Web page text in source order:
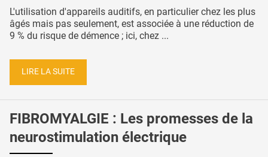
L'utilisation d'appareils auditifs, en particulier chez les plus
âgés mais pas seulement, est associée à une réduction de
9 % du risque de démence ; ici, chez ...
LIRE LA SUITE
FIBROMYALGIE : Les promesses de la
neurostimulation électrique